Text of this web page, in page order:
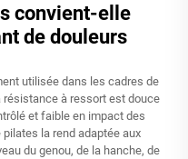
convient-elle
de douleurs
utilisée dans les cadres de
à ressort est douce
et faible en impact des
la rend adaptée aux
du genou, de la hanche, de